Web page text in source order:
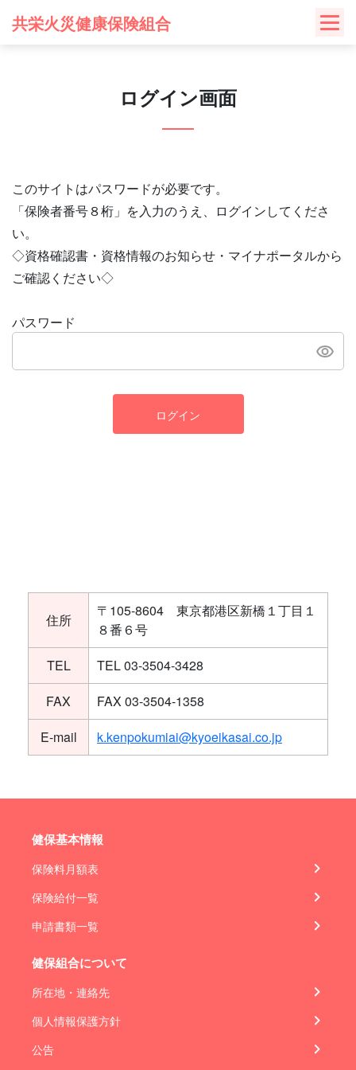
共栄火災健康保険組合
ログイン画面
このサイトはパスワードが必要です。
「保険者番号８桁」を入力のうえ、ログインしてくださ
い。
◇資格確認書・資格情報のお知らせ・マイナポータルから
ご確認ください◇
パスワード
ログイン
住所
〒105-8604 東京都港区新橋１丁目１
８番６号
TEL
TEL 03-3504-3428
FAX
FAX 03-3504-1358
E-mail
k.kenpokumiai@kyoeikasai.co.jp
健保基本情報
保険料月額表
保険給付一覧
申請書類一覧
健保組合について
所在地・連絡先
個人情報保護方針
公告